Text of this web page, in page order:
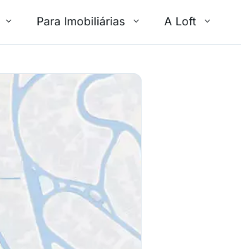
Para Imobiliárias A Loft